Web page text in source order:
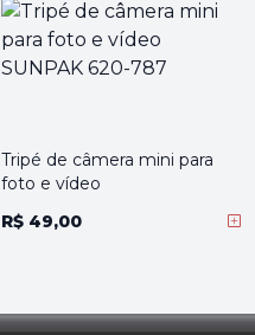
Tripé de câmera mini para
foto e vídeo
R$ 49,00